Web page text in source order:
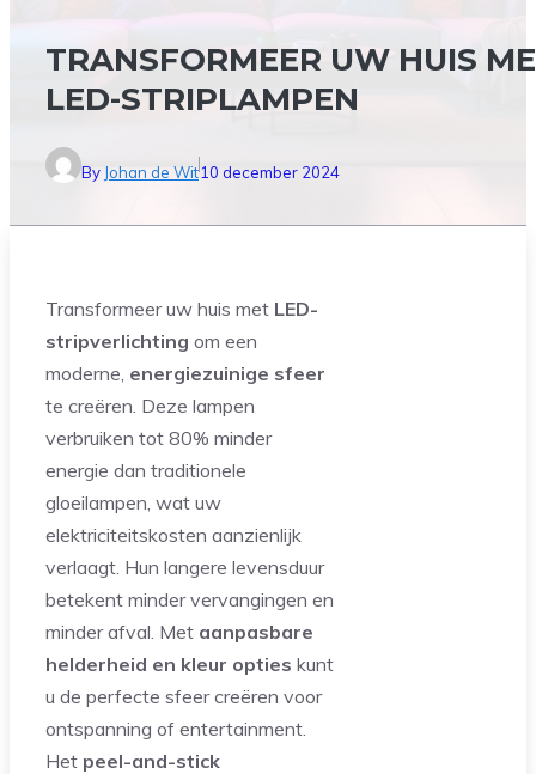
TRANSFORMEER UW HUIS
LED-STRIPLAMPEN
By Johan de Wit10 december 2024
Transformeer uw huis met LED-
stripverlichting om een
moderne, energiezuinige sfeer
te creëren. Deze lampen
verbruiken tot 80% minder
energie dan traditionele
gloeilampen, wat uw
elektriciteitskosten aanzienlijk
verlaagt. Hun langere levensduur
betekent minder vervangingen en
minder afval. Met aanpasbare
helderheid en kleur opties kunt
u de perfecte sfeer creëren voor
ontspanning of entertainment.
Het peel-and-stick